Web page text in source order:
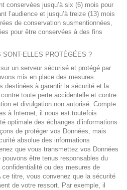
conservées jusqu’à six (6) mois pour
l’audience et jusqu’à treize (13) mois
de conservation susmentionnées,
pour être conservées à des fins
ELLES PROTÉGÉES ?
un serveur sécurisé et protégé par
mis en place des mesures
destinées à garantir la sécurité et la
toute perte accidentelle et contre
et divulgation non autorisé. Compte
à Internet, il nous est toutefois
optimale des échanges d’informations
de protéger vos Données, mais
absolue des informations
que vous transmettez vos Données
être tenus responsables du
ou des mesures de
titre, vous convenez que la sécurité
de votre ressort. Par exemple, il